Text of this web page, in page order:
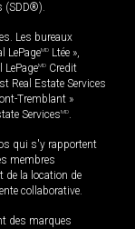
(SDD®).
Les bureaux
LePageMD Ltée »,
LePageMD Credit
Real Estate Services
Tremblant »
ServicesMD.
qui s'y rapportent
membres
de la location de
collaborative.
des marques